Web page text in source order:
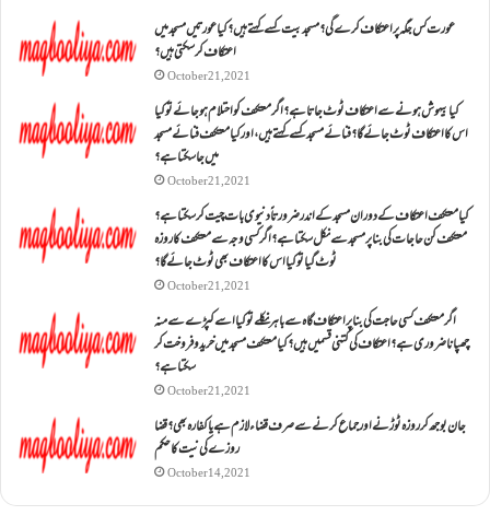
عورت کس جگہ پر اعتکاف کرے گی؟مسجد بیت کسے کہتے ہیں؟کیا عورتیں مسجد میں
اعتکاف کر سکتی ہیں؟
October 21, 2021
کیا بیہوش ہونے سے اعتکاف ٹوٹ جاتا ہے؟ اگر معتکف کو احتلام ہو جائے تو کیا
اس کا اعتکاف ٹوٹ جائے گا؟فنائے مسجد کسے کہتے ہیں ، اور کیا معتکف فنائے مسجد
میں جا سکتا ہے؟
October 21, 2021
کیا معتکف اعتکاف کے دوران مسجد کے اندر ضرورتاً دنیوی بات چیت کر سکتا ہے؟
معتکف کن حاجات کی بنا پر مسجد سے نکل سکتا ہے؟ اگر کسی وجہ سے معتکف کا روزہ
ٹوٹ گیا تو کیا اس کا اعتکاف بھی ٹوٹ جائے گا؟
October 21, 2021
اگر معتکف کسی حاجت کی بنا پر اعتکاف گاہ سے باہر نکلے تو کیا اسے کپڑے سے منہ
چھپانا ضروری ہے؟اعتکاف کی کتنی قسمیں ہیں؟کیا معتکف مسجد میں خرید و فروخت کر
سکتا ہے؟
October 21, 2021
جان بوجھ کر روزہ ٹوڑنے اور جماع کرنے سے صرف قضاء لازم ہے یا کفارہ بھی؟ قضا
روزے کی نیت کا حکم
October 14, 2021